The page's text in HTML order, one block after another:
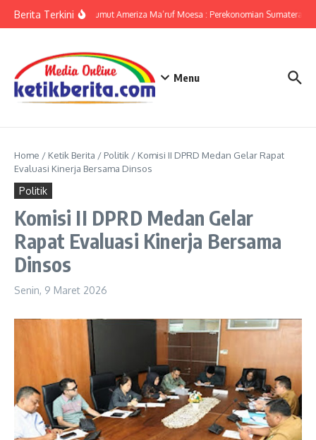
Berita TerkiniKPwBI Sumut Ameriza Ma’ruf Moesa : Perekonomian Sumatera
Menu
Home / Ketik Berita / Politik / Komisi II DPRD Medan Gelar Rapat
Evaluasi Kinerja Bersama Dinsos
Politik
Komisi II DPRD Medan Gelar
Rapat Evaluasi Kinerja Bersama
Dinsos
Senin, 9 Maret 2026